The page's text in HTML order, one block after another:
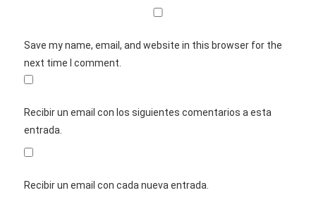
Save my name, email, and website in this browser for the
next time I comment.
Recibir un email con los siguientes comentarios a esta
entrada.
Recibir un email con cada nueva entrada.